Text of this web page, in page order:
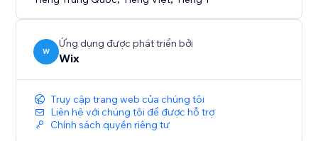
W
Ứng dụng được phát triển bởi
Wix
Truy cập trang web của chúng tôi
Liên hệ với chúng tôi để được hỗ trợ
Chính sách quyền riêng tư